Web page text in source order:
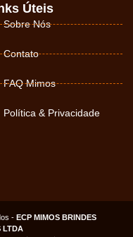
Úteis
Sobre Nós
Contato
FAQ Mimos
Política & Privacidade
- ECP MIMOS BRINDES
LTDA